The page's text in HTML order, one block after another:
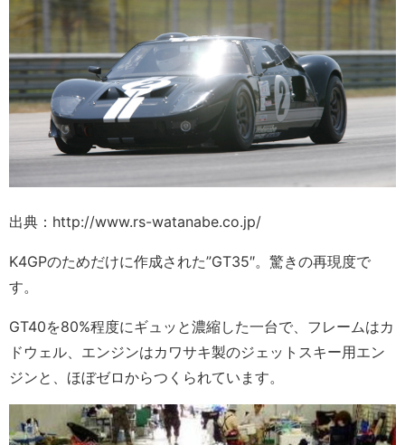
出典：http://www.rs-watanabe.co.jp/
K4GPのためだけに作成された”GT35″。驚きの再現度で
す。
GT40を80%程度にギュッと濃縮した一台で、フレームはカ
ドウェル、エンジンはカワサキ製のジェットスキー用エン
ジンと、ほぼゼロからつくられています。